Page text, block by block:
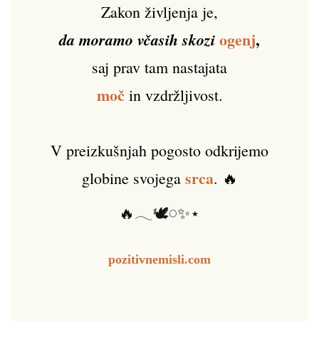
Zakon življenja je,
da moramo včasih skoziogenj,
saj prav tam nastajata
močin vzdržljivost.
V preizkušnjah pogosto odkrijemo
globine svojega srca. 🔥
🔥𓂃🕊️𓏸✨⋆
pozitivnemisli.com